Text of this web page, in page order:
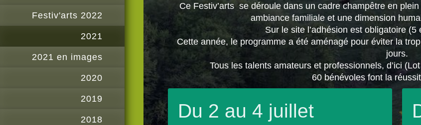
Festiv'arts 2022
2021
2021 en images
2020
2019
2018
Ce Festiv’arts se déroule dans un cadre champêtre en
ambiance familiale et une dimension
Sur le site l’adhésion est obligatoire (5
Cette année, le programme a été aménagé pour éviter la
jours.
Tous les talents amateurs et professionnels, d’ici
60 bénévoles font la
Du 2 au 4 juillet